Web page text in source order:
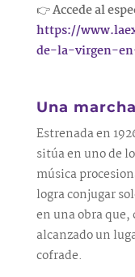
👉Accede al
https://
de-la-virgen-
Una
Estrenada en
sitúa en uno de
música
logra conjugar
en una obra
alcanzado un
cofrade.